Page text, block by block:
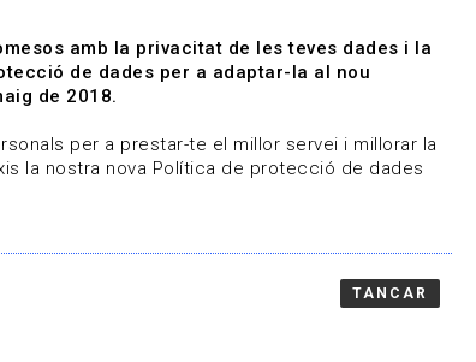
Contacte
amb la privacitat de les teves dades i la
de dades per a adaptar-la al nou
de 2018.
per a prestar-te el millor servei i millorar la
la nostra nova Política de protecció de dades
TANCAR